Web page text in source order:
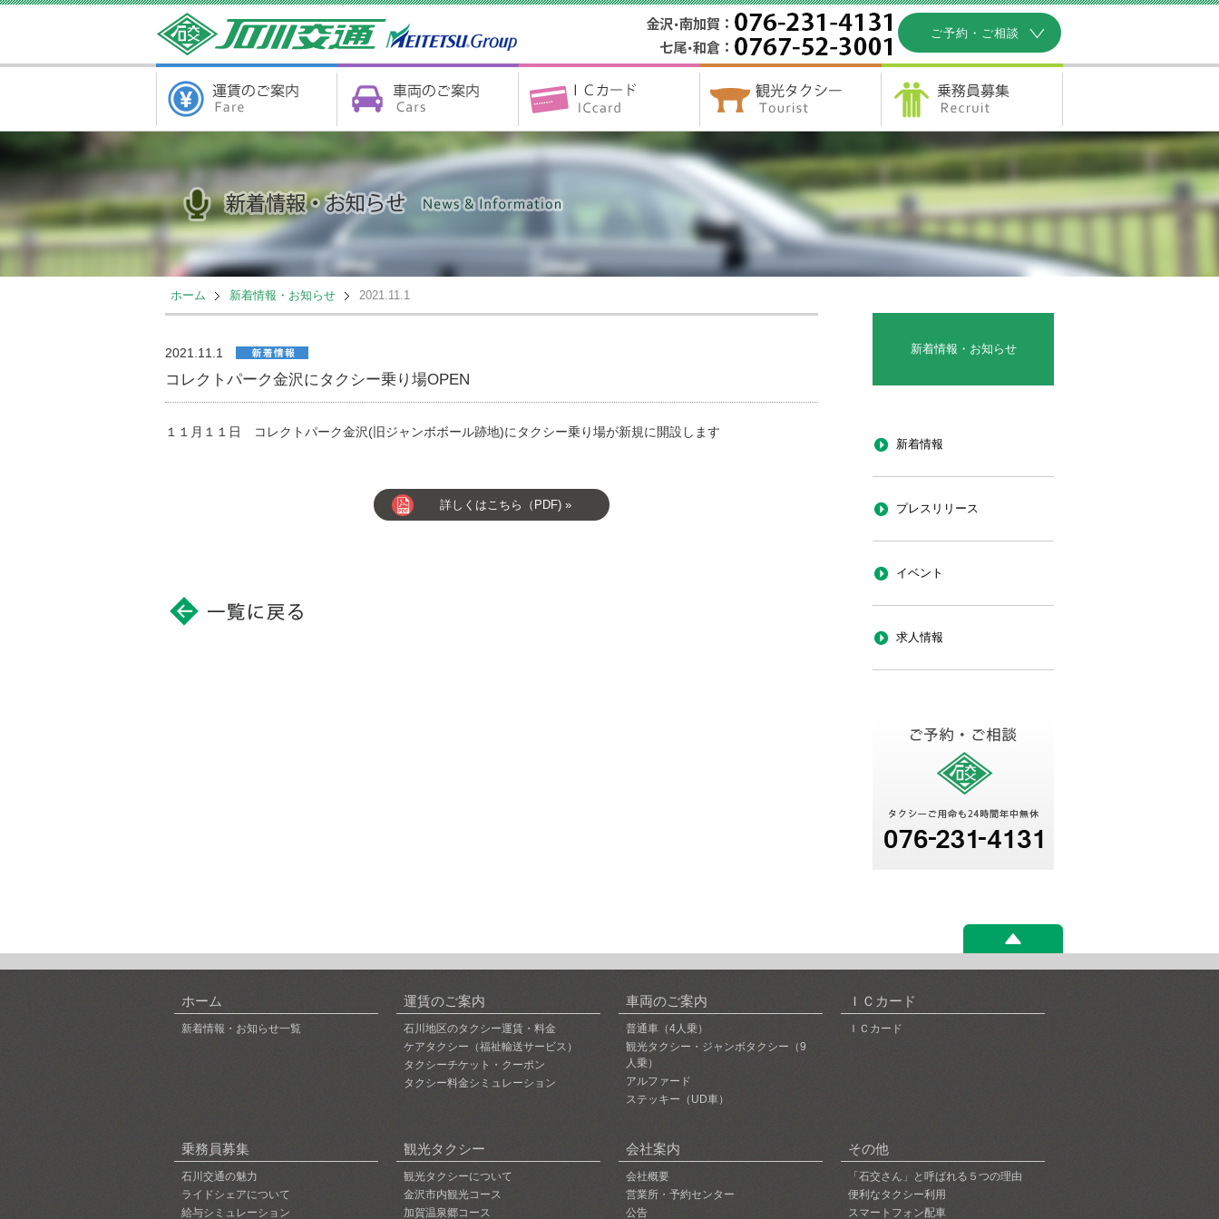
ご予約・ご相談
ホーム 新着情報・お知らせ 2021.11.1
2021.11.1
コレクトパーク金沢にタクシー乗り場OPEN
１１月１１日 コレクトパーク金沢(旧ジャンボボール跡地)にタクシー乗り場が新規に開設します
詳しくはこちら（PDF) »
新着情報・お知らせ
新着情報
プレスリリース
イベント
求人情報
ホーム
新着情報・お知らせ一覧
運賃のご案内
石川地区のタクシー運賃・料金
ケアタクシー（福祉輸送サービス）
タクシーチケット・クーポン
タクシー料金シミュレーション
車両のご案内
普通車（4人乗）
観光タクシー・ジャンボタクシー（9
人乗）
アルファード
ステッキー（UD車）
ＩＣカード
ＩＣカード
乗務員募集
石川交通の魅力
ライドシェアについて
給与シミュレーション
観光タクシー
観光タクシーについて
金沢市内観光コース
加賀温泉郷コース
会社案内
会社概要
営業所・予約センター
公告
その他
「石交さん」と呼ばれる５つの理由
便利なタクシー利用
スマートフォン配車